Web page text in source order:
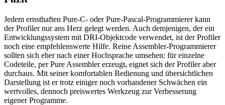
Jedem ernsthaften Pure-C- oder Pure-Pascal-Programmierer kann
der Profiler nur ans Herz gelegt werden. Auch demjenigen, der ein
Entwicklungssystem mit DRI-Objektcode verwendet, ist der Profiler
noch eine empfehlenswerte Hilfe. Reine Assembler-Programmierer
sollten sich eher nach einer Hochsprache umsehen: für einzelne
Codeteile, per Pure Assembler erzeugt, eignet sich der Profiler aber
durchaus. Mit seiner komfortablen Bedienung und übersichtlichen
Darstellung ist er trotz einiger noch vorhandener Schwächen ein
wertvolles, dennoch preiswertes Werkzeug zur Verbesserung
eigener Programme.